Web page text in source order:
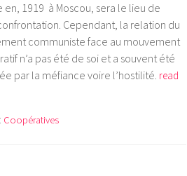
en, 1919 à Moscou, sera le lieu de
Cependant, la relation du
communiste face au mouvement
n’a pas été de soi et a souvent été
par la méfiance voire l’hostilité. read
Coopératives